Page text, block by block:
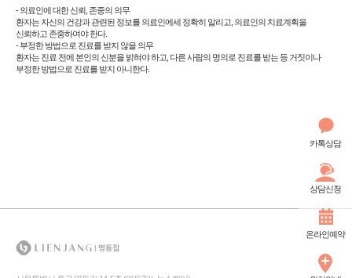
카톡상담
상담신청
온라인예약
- 의료인에 대한 신뢰, 존중의 의무
환자는 자신의 건강과 관련된 정보를 의료인에세 정확히 알리고, 의료인의 치료계획을
신뢰하고 존중하여야 한다.
- 부정한 방법으로 진료를 받지 않을 의무
환자는 진료 전에 본인의 신분을 밝혀야 하고, 다른 사람의 명의로 진료를 받는 등 거짓이나
부정한 방법으로 진료를 받지 아니한다.